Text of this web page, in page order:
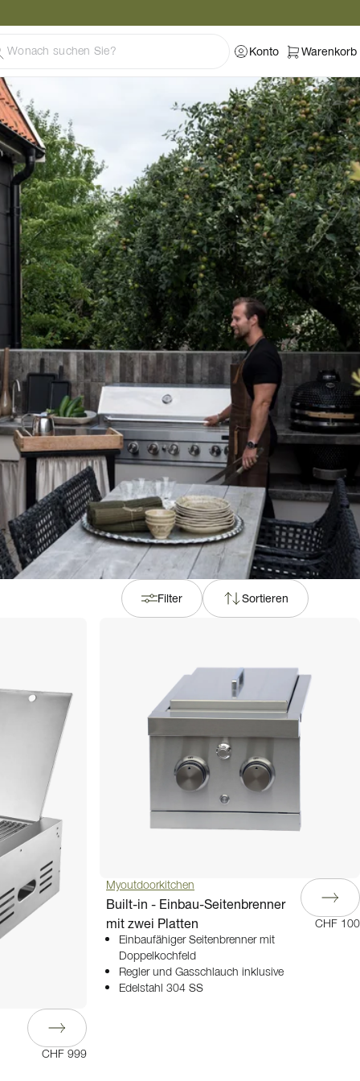
Konto Warenkorb
Filter Sortieren
CHF 999
Myoutdoorkitchen
Built-in - Einbau-Seitenbrenner
mit zwei Platten
Einbaufähiger Seitenbrenner mit
Doppelkochfeld
Regler und Gasschlauch inklusive
Edelstahl 304 SS
CHF 100